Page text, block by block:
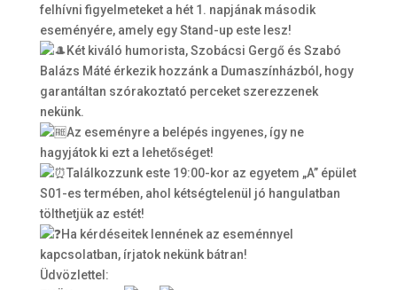
felhívni figyelmeteket a hét 1. napjának második
eseményére, amely egy Stand-up este lesz!
Két kiváló humorista, Szobácsi Gergő és Szabó
Balázs Máté érkezik hozzánk a Dumaszínházból, hogy
garantáltan szórakoztató perceket szerezzenek
nekünk.
Az eseményre a belépés ingyenes, így ne
hagyjátok ki ezt a lehetőséget!
Találkozzunk este 19:00-kor az egyetem „A” épület
S01-es termében, ahol kétségtelenül jó hangulatban
tölthetjük az estét!
Ha kérdéseitek lennének az eseménnyel
kapcsolatban, írjatok nekünk bátran!
Üdvözlettel: